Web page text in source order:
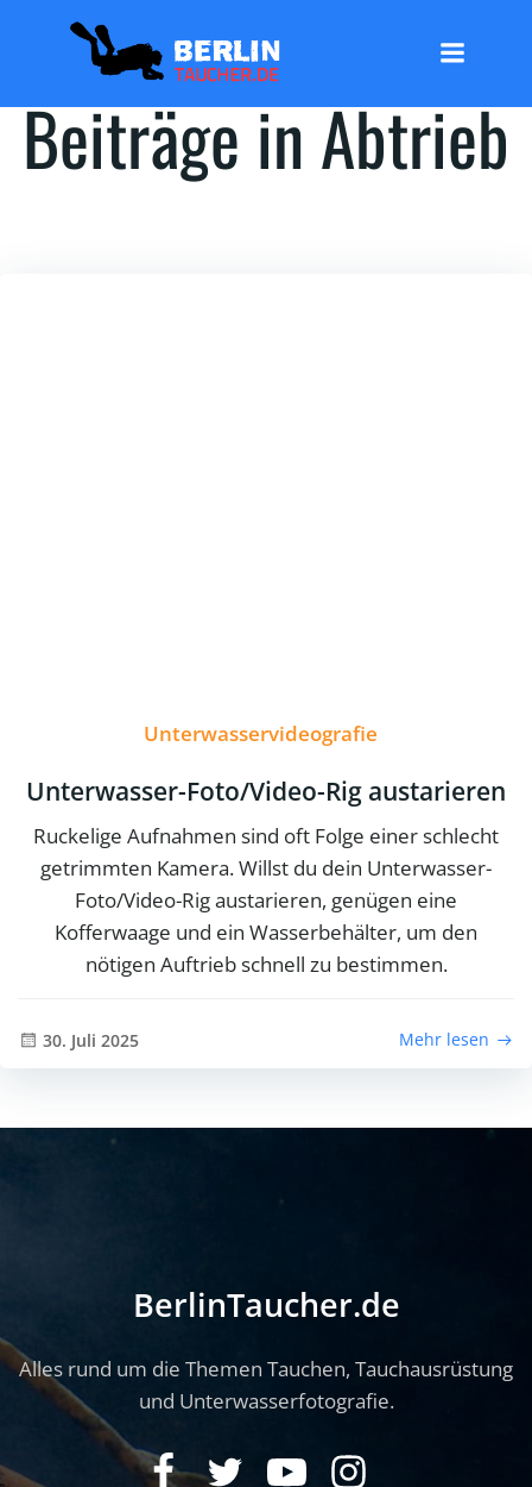
Inhalt
springen
Beiträge in Abtrieb
Unterwasservideografie
Unterwasser-Foto/Video-Rig austarieren
Ruckelige Aufnahmen sind oft Folge einer schlecht
getrimmten Kamera. Willst du dein Unterwasser-
Foto/Video-Rig austarieren, genügen eine
Kofferwaage und ein Wasserbehälter, um den
nötigen Auftrieb schnell zu bestimmen.
30. Juli 2025 Mehr lesen
BerlinTaucher.de
Alles rund um die Themen Tauchen, Tauchausrüstung
und Unterwasserfotografie.